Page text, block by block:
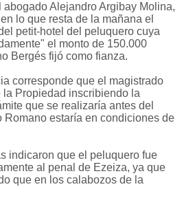
Alejandro Argibay Molina,
lo que resta de la mañana el
petit-hotel del peluquero cuya
el monto de 150.000
Bergés fijó como fianza.
corresponde que el magistrado
la Propiedad inscribiendo la
que se realizaría antes del
Romano estaría en condiciones de
indicaron que el peluquero fue
al penal de Ezeiza, ya que
que en los calabozos de la